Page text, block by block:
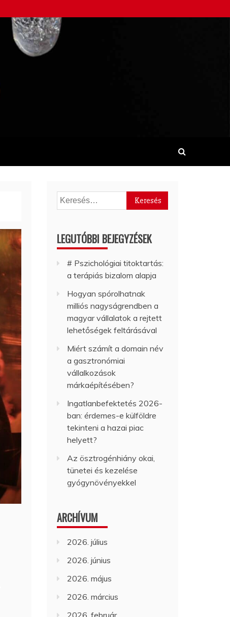
Keresés:
LEGUTÓBBI BEJEGYZÉSEK
# Pszichológiai titoktartás:
a terápiás bizalom alapja
Hogyan spórolhatnak
milliós nagyságrendben a
magyar vállalatok a rejtett
lehetőségek feltárásával
Miért számít a domain név
a gasztronómiai
vállalkozások
márkaépítésében?
Ingatlanbefektetés 2026-
ban: érdemes-e külföldre
tekinteni a hazai piac
helyett?
Az ösztrogénhiány okai,
tünetei és kezelése
gyógynövényekkel
ARCHÍVUM
2026. július
2026. június
2026. május
2026. március
2026. február